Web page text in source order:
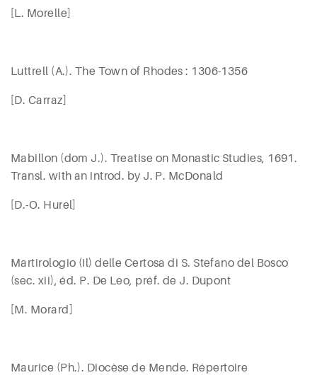
[L. Morelle
Luttrell (A.). The Town of Rhodes : 1306-1356
[D. Carraz]
Mabillon (dom J.). Treatise on Monastic Studies, 1691.
Transl. with an introd. by J. P. McDonald
[D.-O. Hurel]
Martirologio (Il) delle Certosa di S. Stefano del Bosco
(sec. xii), éd. P. De Leo, préf. de J. Dupont
[M. Morard
Maurice (Ph.). Diocèse de Mende. Répertoire